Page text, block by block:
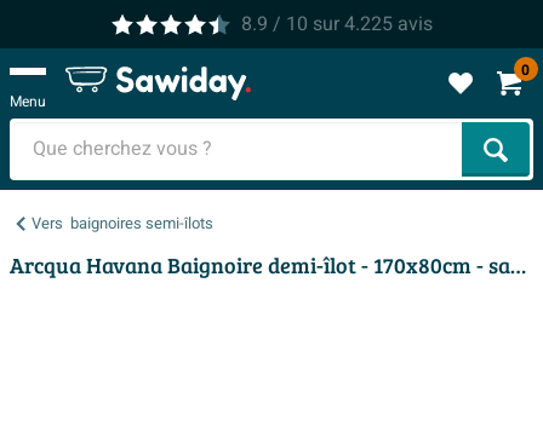
8.9 / 10 sur4.225 avis
Menu
0
Vers baignoires semi-îlots
Arcqua Havana Baignoire demi-îlot - 170x80cm - sable mat